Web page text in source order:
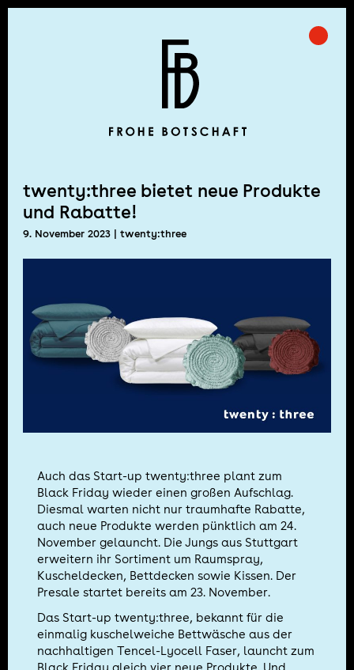
Frohe Botschaft
twenty:three bietet neue Produkte
und Rabatte!
9. November 2023| twenty:three
Auch das Start-up twenty:three plant zum
Black Friday wieder einen großen Aufschlag.
Diesmal warten nicht nur traumhafte Rabatte,
auch neue Produkte werden pünktlich am 24.
November gelauncht. Die Jungs aus Stuttgart
erweitern ihr Sortiment um Raumspray,
Kuscheldecken, Bettdecken sowie Kissen. Der
Presale startet bereits am 23. November.
Das Start-up twenty:three, bekannt für die
einmalig kuschelweiche Bettwäsche aus der
nachhaltigen Tencel-Lyocell Faser, launcht zum